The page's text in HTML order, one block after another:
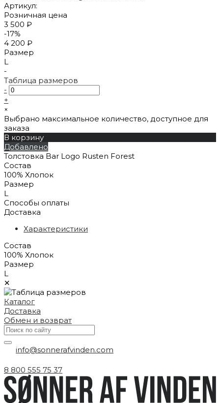
Артикул:
Розничная цена
3 500 ₽
-17%
4 200 ₽
Размер
L
-
Таблица размеров
-
+
×
Выбрано максимальное количество, доступное для
заказа
В корзину
Добавлено
Толстовка Bar Logo Rusten Forest
Состав
100% Xлопок
Размер
L
Способы оплаты
Доставка
Характеристики
Состав
100% Xлопок
Размер
L
✕
Каталог
Доставка
Обмен и возврат
info@sonnerafvinden.com
8 800 555 75 37